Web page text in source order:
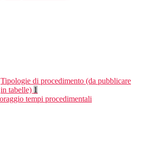
Tipologie di procedimento (da pubblicare
in tabelle) 1
tempi procedimentali